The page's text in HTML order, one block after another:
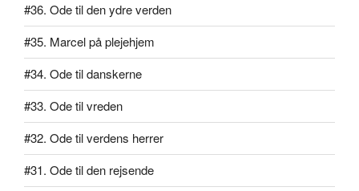
#36. Ode til den ydre verden
#35. Marcel på plejehjem
#34. Ode til danskerne
#33. Ode til vreden
#32. Ode til verdens herrer
#31. Ode til den rejsende